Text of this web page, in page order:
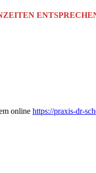
online https://praxis-dr-